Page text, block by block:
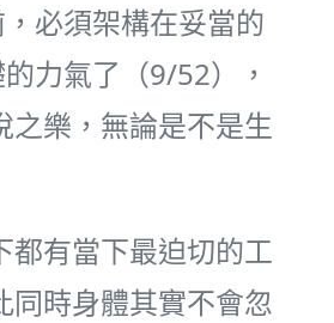
必須架構在妥當的
力氣了（9/52），
樂，無論是不是生
都有當下最迫切的工
同時身體其實不會忽